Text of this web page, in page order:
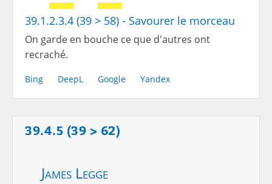
39.1.2.3.4 (39 > 58) - Savourer le morceau
On garde en bouche ce que d'autres ont
recraché.
Bing DeepL Google Yandex
39.4.5 (39 > 62)
James Legge